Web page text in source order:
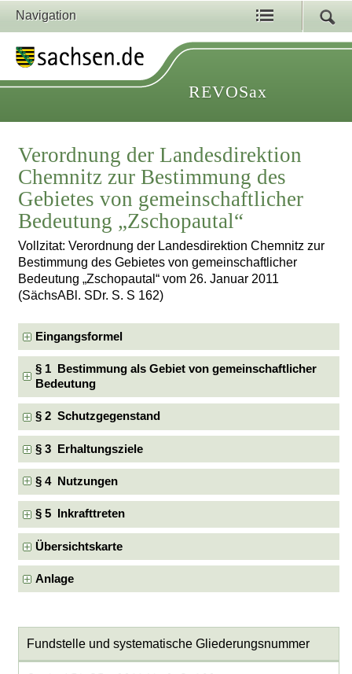
Navigation
REVOSax
Verordnung der Landesdirektion
Chemnitz zur Bestimmung des
Gebietes von gemeinschaftlicher
Bedeutung „Zschopautal“
Vollzitat: Verordnung der Landesdirektion Chemnitz zur
Bestimmung des Gebietes von gemeinschaftlicher
Bedeutung „Zschopautal“ vom 26. Januar 2011
(SächsABl. SDr. S. S 162)
Eingangsformel
§ 1 Bestimmung als Gebiet von gemeinschaftlicher
Bedeutung
§ 2 Schutzgegenstand
§ 3 Erhaltungsziele
§ 4 Nutzungen
§ 5 Inkrafttreten
Übersichtskarte
Anlage
Fundstelle und systematische Gliederungsnummer